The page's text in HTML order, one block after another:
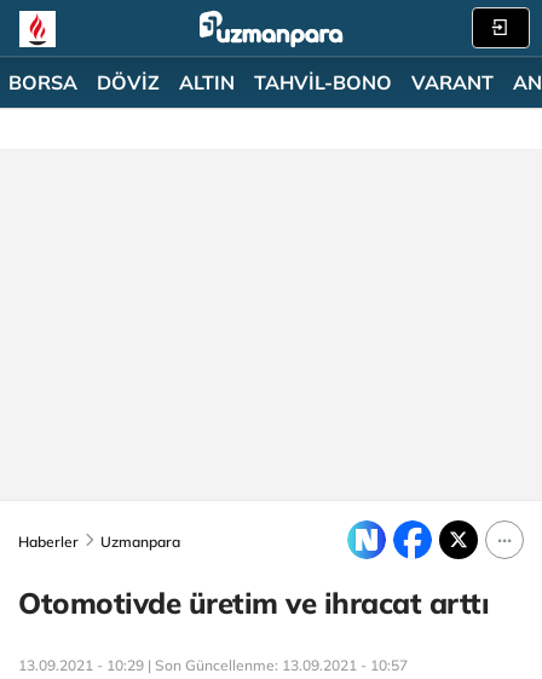
BORSA DÖVİZ ALTIN TAHVİL-BONO VARANT
Haberler Uzmanpara
Otomotivde üretim ve ihracat arttı
13.09.2021 - 10:29 | Son Güncellenme: 13.09.2021 - 10:57